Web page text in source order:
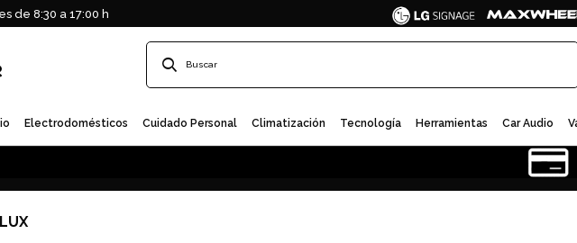
Electrodomésticos Cuidado Personal Climatización Tecnología Herramientas Car Audio
de 8:30 a 17:00 h